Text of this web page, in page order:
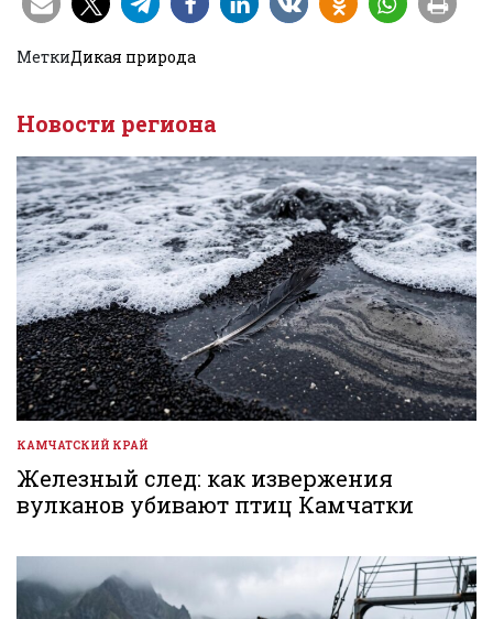
МеткиДикая природа
Новости региона
ОПУБЛИКОВАНО
В
КАМЧАТСКИЙ КРАЙ
Железный след: как извержения
вулканов убивают птиц Камчатки